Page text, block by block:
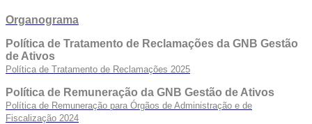
Organograma
Política de Tratamento de Reclamações da GNB Gestão
de Ativos
Política de Tratamento de Reclamações 2025
Política de Remuneração da GNB Gestão de Ativos
Política de Remuneração para Órgãos de Administração e de
Fiscalização 2024